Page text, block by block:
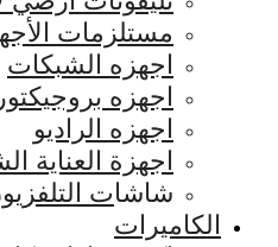
مستلزمات
اجهزه الشبكات
اجهزه بروجيكتور
اجهزه الراديو
اجهزة العناية
شاشات
الكاميرات